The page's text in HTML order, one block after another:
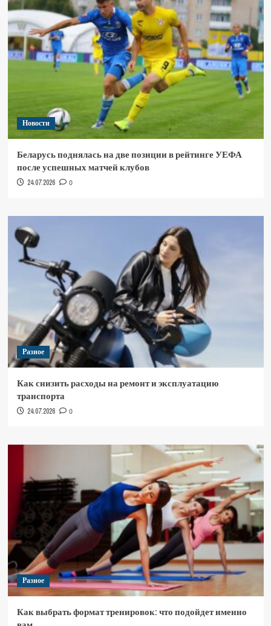
Новости
Беларусь поднялась на две позиции в рейтинге УЕФА
после успешных матчей клубов
24.07.2026 0
Разное
Как снизить расходы на ремонт и эксплуатацию
транспорта
24.07.2026 0
Разное
Как выбрать формат тренировок: что подойдет именно